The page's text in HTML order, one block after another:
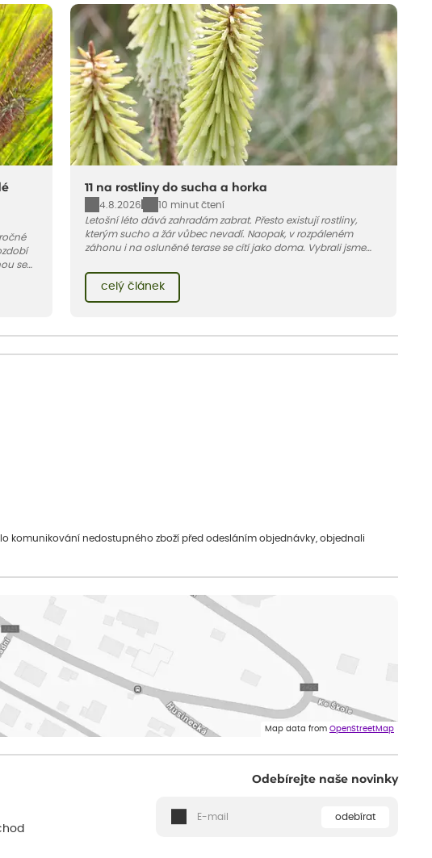
se
11 na rostliny do sucha a horka
4.8.2026
10 minut čtení
Letošní léto dává zahradám zabrat. Přesto existují rostliny,
kterým sucho a žár vůbec nevadí. Naopak, v rozpáleném
záhonu i na osluněné terase se cítí jako doma. Vybrali jsme
léto bez pravidelné zálivky. Pojďme se podívat, které to jsou.
celý článek
komunikování nedostupného zboží před odesláním objednávky, objednali
Map data from OpenStreetMap
Odebírejte naše novinky
odebírat